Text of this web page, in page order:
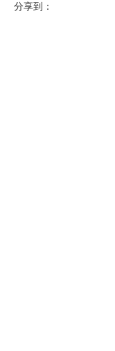
分享到：